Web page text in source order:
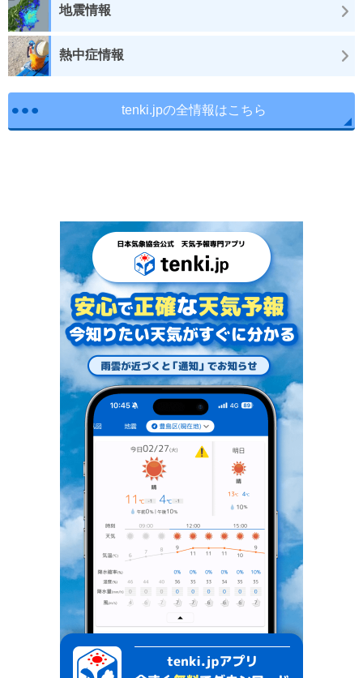
地震情報
熱中症情報
tenki.jpの全情報はこちら